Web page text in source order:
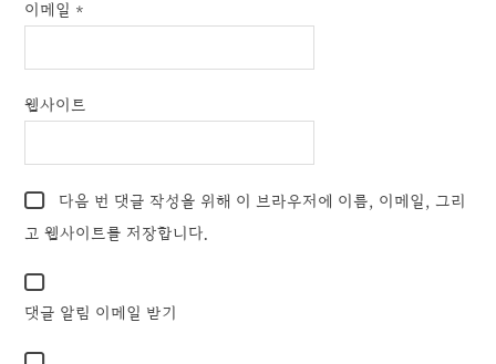
이메일 *
웹사이트
다음 번 댓글 작성을 위해 이 브라우저에 이름, 이메일, 그리
고 웹사이트를 저장합니다.
댓글 알림 이메일 받기